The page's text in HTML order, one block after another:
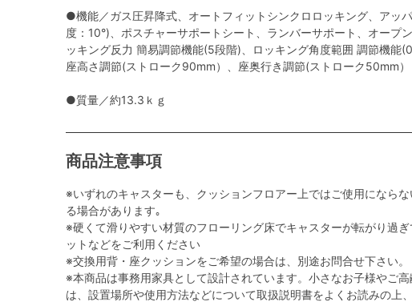
●機能／ガス圧昇降式、オートフィットシンクロロッキング、アッ
度：10°)、ポスチャーサポートシート、ランバーサポート、オープ
ッキング反力 簡易調節機能(5段階)、ロッキング角度範囲 調節機能
座高さ調節(ストローク90mm）、座奥行き調節(ストローク50mm）
●質量／約13.3ｋｇ
商品注意事項
※いずれのキャスターも、クッションフロアー上ではご使用になら
る場合があります｡
※硬くて滑りやすい材質のフローリング床でキャスターが転がり過
ットなどをご利用ください
※交換用背・座クッションをご希望の場合は、別途お問合せ下さい。
※本商品は事務用家具として設計されています。小さなお子様やご
は、設置場所や使用方法などについて取扱説明書をよくお読みの上